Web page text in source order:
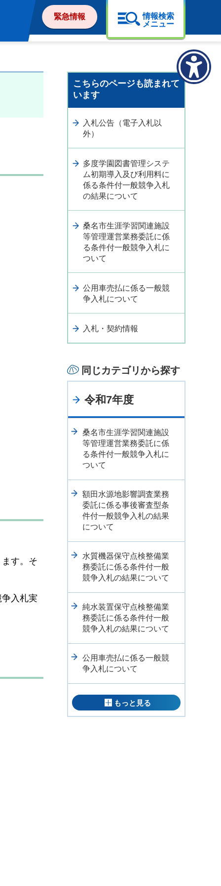
緊急情報
情報検索
メニュー
す。そ
入札実
こちらのページも読まれて
います
入札公告（電子入札以
外）
多度学園図書管理システ
ム初期導入及び利用料に
係る条件付一般競争入札
の結果について
桑名市生涯学習関連施設
等管理運営業務委託に係
る条件付一般競争入札に
ついて
公用車売払に係る一般競
争入札について
入札・契約情報
同じカテゴリから探す
令和7年度
桑名市生涯学習関連施設
等管理運営業務委託に係
る条件付一般競争入札に
ついて
額田水源地影響調査業務
委託に係る事後審査型条
件付一般競争入札の結果
について
水質機器保守点検整備業
務委託に係る条件付一般
競争入札の結果について
純水装置保守点検整備業
務委託に係る条件付一般
競争入札の結果について
公用車売払に係る一般競
争入札について
もっと見る